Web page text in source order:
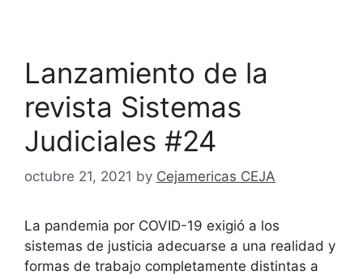
Lanzamiento de la
revista Sistemas
Judiciales #24
octubre 21, 2021 by Cejamericas CEJA
La pandemia por COVID-19 exigió a los
sistemas de justicia adecuarse a una realidad y
formas de trabajo completamente distintas a